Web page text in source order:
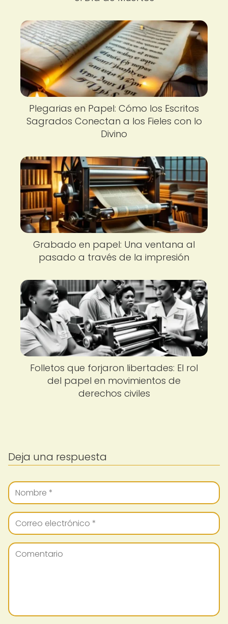
Plegarias en Papel: Cómo los Escritos
Sagrados Conectan a los Fieles con lo
Divino
Grabado en papel: Una ventana al
pasado a través de la impresión
Folletos que forjaron libertades: El rol
del papel en movimientos de
derechos civiles
Deja una respuesta